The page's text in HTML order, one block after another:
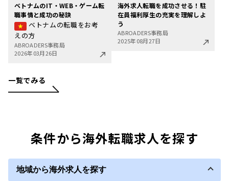
ベトナムのIT・WEB・ゲーム転
職事情と成功の秘訣
ベトナムの転職をお考
えの方
ABROADERS事務局
2026年03月26日
海外求人転職を成功させる！駐
在員福利厚生の充実を理解しよ
う
ABROADERS事務局
2025年08月27日
一覧でみる
条件から海外転職求人を探す
地域から海外求人を探す